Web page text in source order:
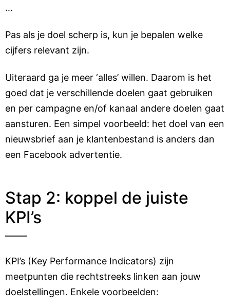
…
Pas als je doel scherp is, kun je bepalen welke
cijfers relevant zijn.
Uiteraard ga je meer ‘alles’ willen. Daarom is het
goed dat je verschillende doelen gaat gebruiken
en per campagne en/of kanaal andere doelen gaat
aansturen. Een simpel voorbeeld: het doel van een
nieuwsbrief aan je klantenbestand is anders dan
een Facebook advertentie.
Stap 2: koppel de juiste
KPI’s
KPI’s (Key Performance Indicators) zijn
meetpunten die rechtstreeks linken aan jouw
doelstellingen. Enkele voorbeelden: